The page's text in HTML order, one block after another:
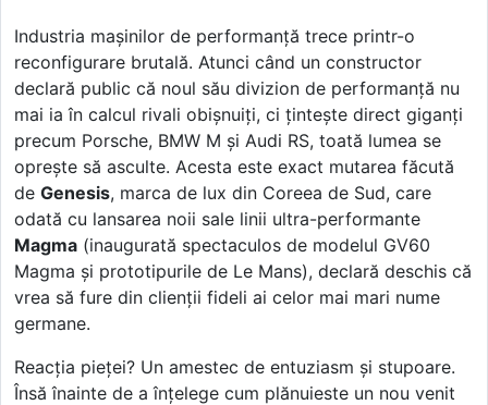
Industria mașinilor de performanță trece printr-o
reconfigurare brutală. Atunci când un constructor
declară public că noul său divizion de performanță nu
mai ia în calcul rivali obișnuiți, ci țintește direct giganți
precum Porsche, BMW M și Audi RS, toată lumea se
oprește să asculte. Acesta este exact mutarea făcută
de Genesis, marca de lux din Coreea de Sud, care
odată cu lansarea noii sale linii ultra-performante
Magma (inaugurată spectaculos de modelul GV60
Magma și prototipurile de Le Mans), declară deschis că
vrea să fure din clienții fideli ai celor mai mari nume
germane.
Reacția pieței? Un amestec de entuziasm și stupoare.
Însă înainte de a înțelege cum plănuieste un nou venit